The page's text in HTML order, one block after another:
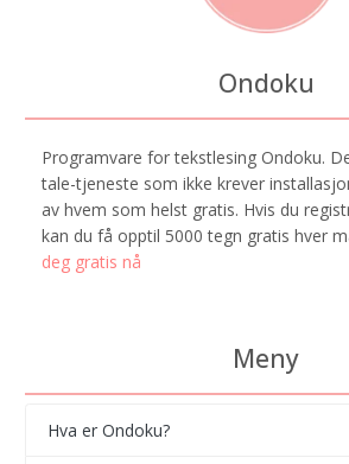
Ondoku
Programvare for tekstlesing Ondoku.
tale-tjeneste som ikke krever
av hvem som helst gratis. Hvis du
kan du få opptil 5000 tegn gratis hver
deg gratis nå
Meny
Hva er Ondoku?